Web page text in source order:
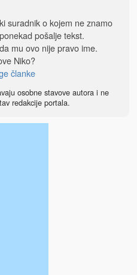
suradnik o kojem ne znamo
pošalje tekst.
mu ovo nije pravo ime.
Niko?
članke
osobne stavove autora i ne
redakcije portala.